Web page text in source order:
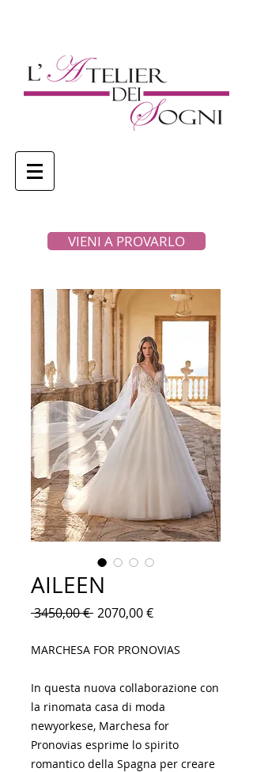
VIENI A PROVARLO
AILEEN
3450,00 € Prezzo
2070,00 €Prezzo
MARCHESA FOR PRONOVIAS
In questa nuova collaborazione con
la rinomata casa di moda
newyorkese, Marchesa for
Pronovias esprime lo spirito
romantico della Spagna per creare